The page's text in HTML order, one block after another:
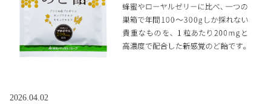
2026.04.02